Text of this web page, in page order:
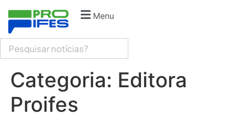
Menu
Categoria: Editora
Proifes